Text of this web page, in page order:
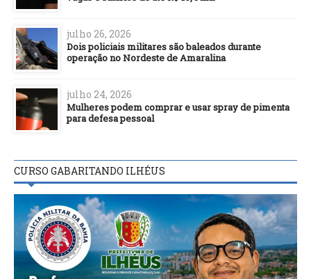
julho 26, 2026
Dois policiais militares são baleados durante
operação no Nordeste de Amaralina
julho 24, 2026
Mulheres podem comprar e usar spray de pimenta
para defesa pessoal
CURSO GABARITANDO ILHÉUS